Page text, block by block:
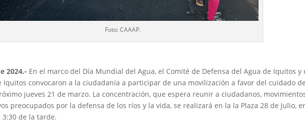
Foto: CAAAP.
2024.- En el marco del Día Mundial del Agua, el Comité de Defensa del Agua de Iquitos y
Iquitos convocaron a la ciudadanía a participar de una movilización a favor del cuidado de
jueves 21 de marzo. La concentración, que espera reunir a ciudadanos,
preocupados por la defensa de los ríos y la vida, se realizará en la la Plaza 28 de Julio,
de la tarde.